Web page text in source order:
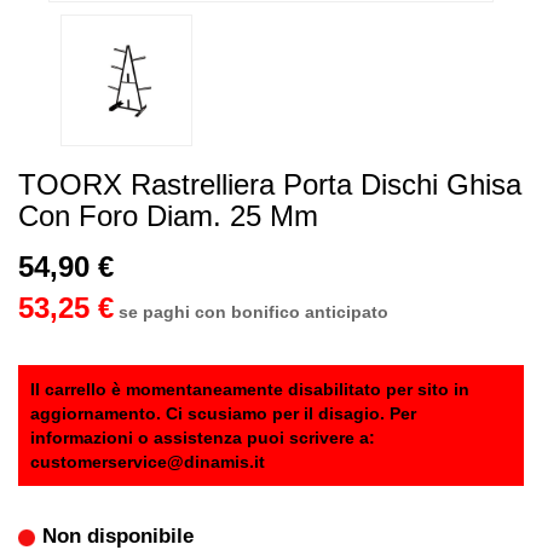
TOORX Rastrelliera Porta Dischi Ghisa
Con Foro Diam. 25 Mm
54,90 €
53,25 € se paghi con bonifico anticipato
Il carrello è momentaneamente disabilitato per sito in
aggiornamento. Ci scusiamo per il disagio. Per
informazioni o assistenza puoi scrivere a:
customerservice@dinamis.it
Non disponibile